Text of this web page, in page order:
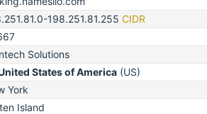
198.251.81.255 CIDR
Solutions
States of America (US)
York
Island